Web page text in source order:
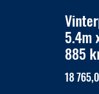
5.4m
885
18